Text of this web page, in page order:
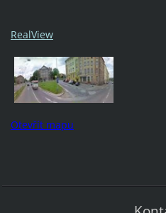
RealView
Otevřít mapu